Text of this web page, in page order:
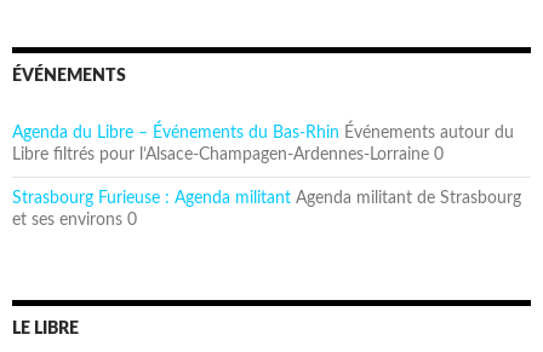
ÉVÉNEMENTS
Agenda du Libre – Événements du Bas-Rhin Événements autour du
Libre filtrés pour l’Alsace-Champagen-Ardennes-Lorraine 0
Strasbourg Furieuse : Agenda militant Agenda militant de Strasbourg
et ses environs 0
LE LIBRE